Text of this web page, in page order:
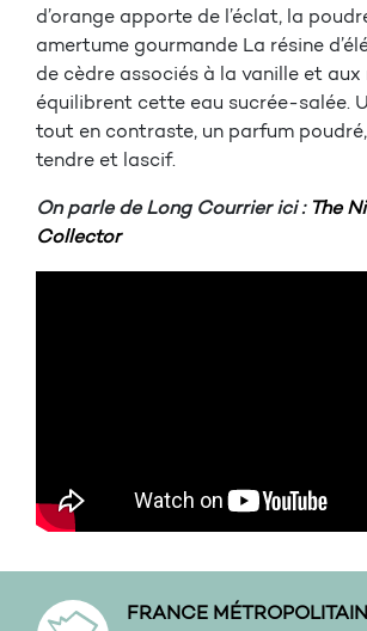
d’orange apporte de l’éclat, la
amertume gourmande La résine
de cèdre associés à la vanille et aux
équilibrent cette eau sucrée-salée.
tout en contraste, un parfum
tendre et lascif.
On parle de Long Courrier ici : The
Collector
FRANCE